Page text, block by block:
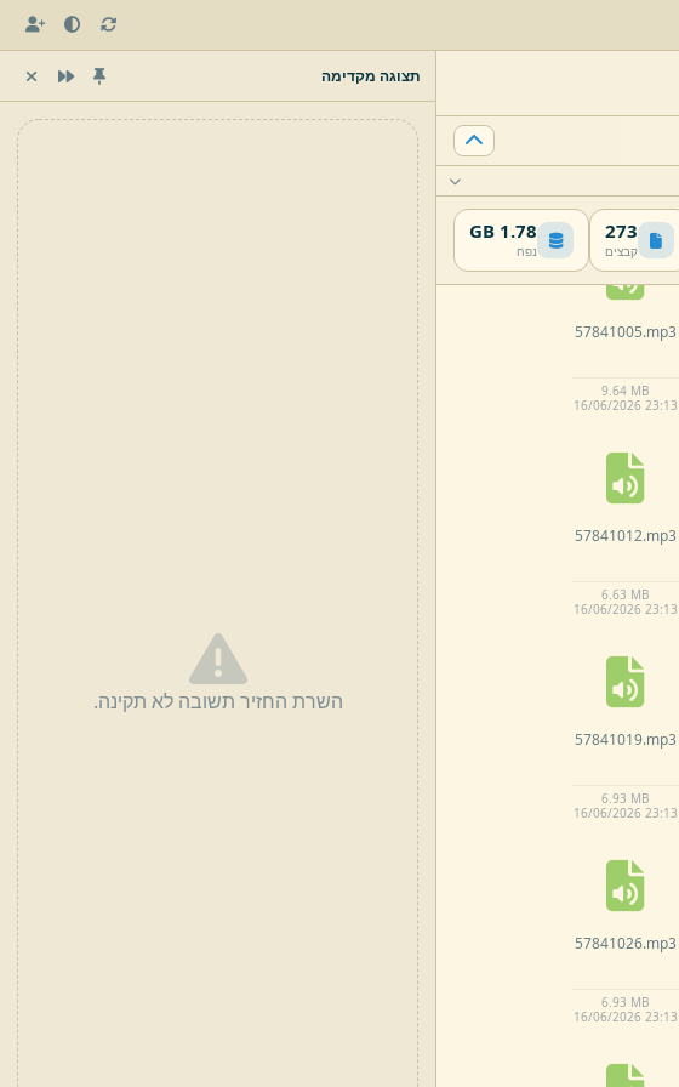
273
קבצים
1.78 GB
נפח
16/06/2026 23:12
57841005.mp3
9.64 MB
16/06/2026 23:13
57841012.mp3
6.63 MB
16/06/2026 23:13
57841019.mp3
6.93 MB
16/06/2026 23:13
57841026.mp3
6.93 MB
16/06/2026 23:13
תצוגה מקדימה
השרת החזיר תשובה לא תקינה.